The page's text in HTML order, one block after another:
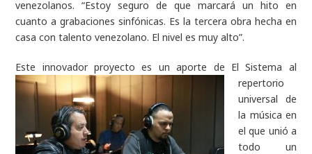
venezolanos. “Estoy seguro de que marcará un hito en
cuanto a grabaciones sinfónicas. Es la tercera obra hecha en
casa con talento venezolano. El nivel es muy alto”.
Este innovador proyecto es un aporte de El Sistema al
repertorio
universal de
la música en
el que unió a
todo un